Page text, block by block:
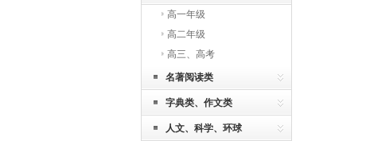
高一年级
高二年级
高三、高考
名著阅读类
字典类、作文类
人文、科学、环球